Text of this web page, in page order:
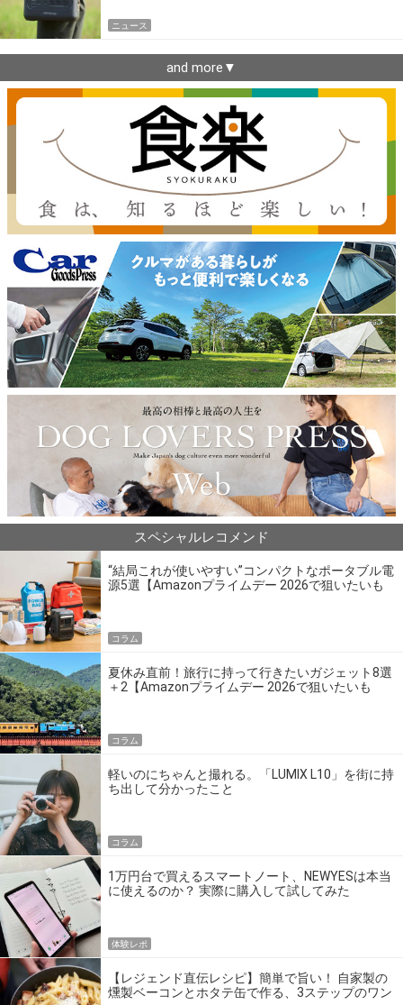
ニュース
and more▼
スペシャルレコメンド
“結局これが使いやすい”コンパクトなポータブル電
源5選【Amazonプライムデー 2026で狙いたいも
コラム
夏休み直前！旅行に持って行きたいガジェット8選
＋2【Amazonプライムデー 2026で狙いたいも
コラム
軽いのにちゃんと撮れる。「LUMIX L10」を街に持
ち出して分かったこと
コラム
1万円台で買えるスマートノート、NEWYESは本当
に使えるのか？ 実際に購入して試してみた
体験レポ
【レジェンド直伝レシピ】簡単で旨い！ 自家製の
燻製ベーコンとホタテ缶で作る、3ステップのワン